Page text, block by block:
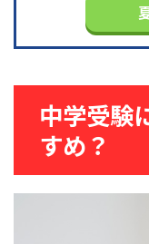
中学受験
すめ？